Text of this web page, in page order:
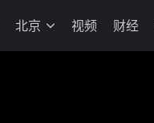
北京 视频 财经